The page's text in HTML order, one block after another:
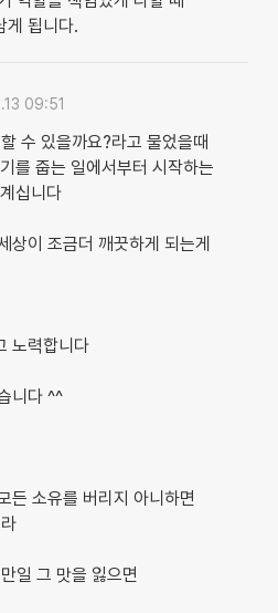
게 됩니다.
09:51
수 있을까요?라고 물었을때
를 줍는 일에서부터 시작하는
십니다
상이 조금더 깨끗하게 되는게
노력합니다
니다 ^^
든 소유를 버리지 아니하면
일 그 맛을 잃으면